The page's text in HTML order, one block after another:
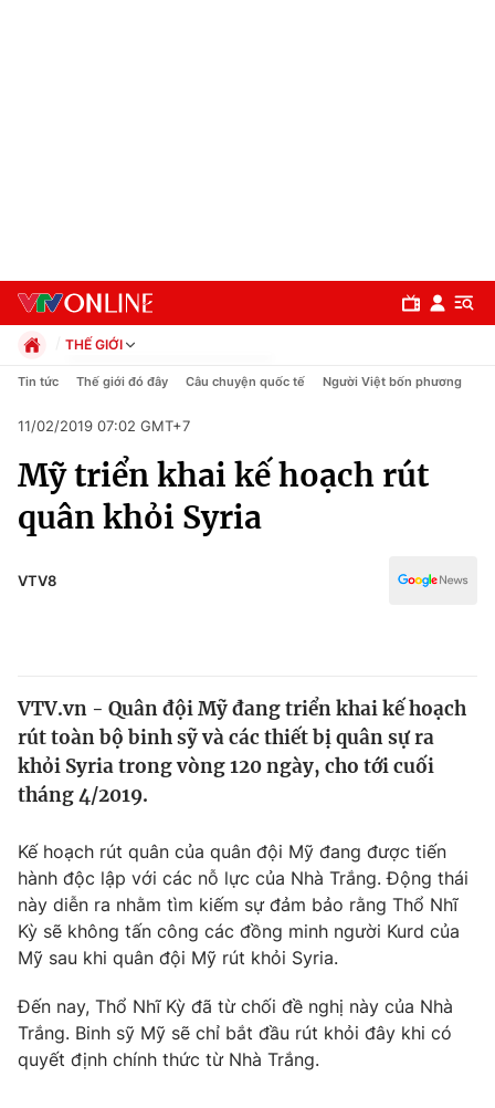
Chuyên mục
Chính trị
Thế giới
Tin tức
Thế giới đó đây
Câu chuyện quốc tế
Tài chính
Thị trường
Góc doanh nghiệp
Dữ liệu và đời sống
Truyền hình
Phim VTV
Hậu trường
Giải trí
Điện ảnh
THẾ GIỚI
Chính trị
Pháp luật
Kinh tế
Thể thao
Truyền hình
Tin tức Thế giới đó đây Câu chuyện quốc tế Người Việt bốn phương
11/02/2019 07:02 GMT+7
Mỹ triển khai kế hoạch rút
quân khỏi Syria
VTV8
VTV.vn - Quân đội Mỹ đang triển khai kế hoạch
rút toàn bộ binh sỹ và các thiết bị quân sự ra
khỏi Syria trong vòng 120 ngày, cho tới cuối
tháng 4/2019.
Kế hoạch rút quân của quân đội Mỹ đang được tiến
hành độc lập với các nỗ lực của Nhà Trắng. Động thái
này diễn ra nhằm tìm kiếm sự đảm bảo rằng Thổ Nhĩ
Kỳ sẽ không tấn công các đồng minh người Kurd của
Mỹ sau khi quân đội Mỹ rút khỏi Syria.
Đến nay, Thổ Nhĩ Kỳ đã từ chối đề nghị này của Nhà
Trắng. Binh sỹ Mỹ sẽ chỉ bắt đầu rút khỏi đây khi có
quyết định chính thức từ Nhà Trắng.